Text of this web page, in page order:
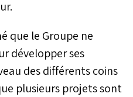
que le Groupe ne
développer ses
des différents coins
plusieurs projets sont